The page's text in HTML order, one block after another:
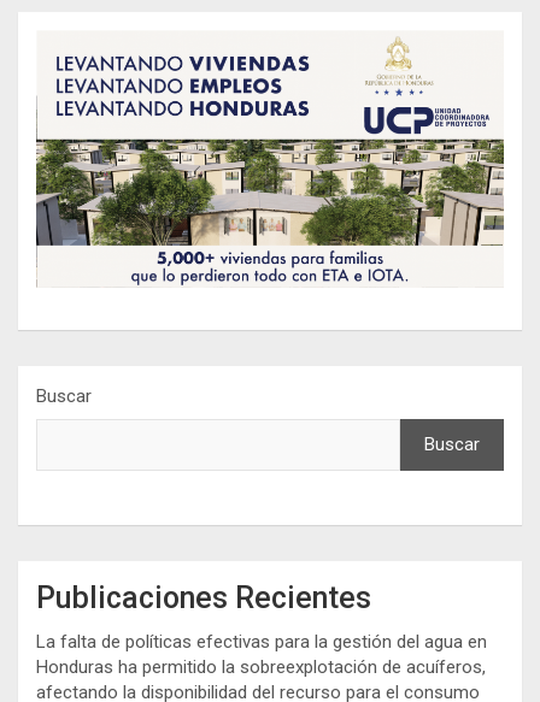
Buscar
Buscar
Publicaciones Recientes
La falta de políticas efectivas para la gestión del agua en
Honduras ha permitido la sobreexplotación de acuíferos,
afectando la disponibilidad del recurso para el consumo